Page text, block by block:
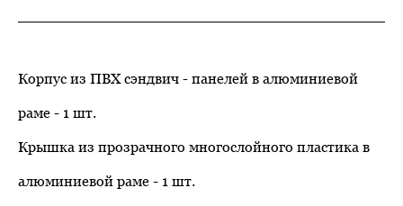
Корпус из ПВХ сэндвич - панелей в алюминиевой
раме - 1 шт.
Крышка из прозрачного многослойного пластика в
алюминиевой раме - 1 шт.